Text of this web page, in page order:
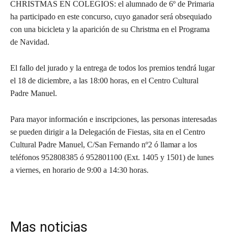
CHRISTMAS EN COLEGIOS: el alumnado de 6º de Primaria
ha participado en este concurso, cuyo ganador será obsequiado
con una bicicleta y la aparición de su Christma en el Programa
de Navidad.
El fallo del jurado y la entrega de todos los premios tendrá lugar
el 18 de diciembre, a las 18:00 horas, en el Centro Cultural
Padre Manuel.
Para mayor información e inscripciones, las personas interesadas
se pueden dirigir a la Delegación de Fiestas, sita en el Centro
Cultural Padre Manuel, C/San Fernando nº2 ó llamar a los
teléfonos 952808385 ó 952801100 (Ext. 1405 y 1501) de lunes
a viernes, en horario de 9:00 a 14:30 horas.
Mas noticias